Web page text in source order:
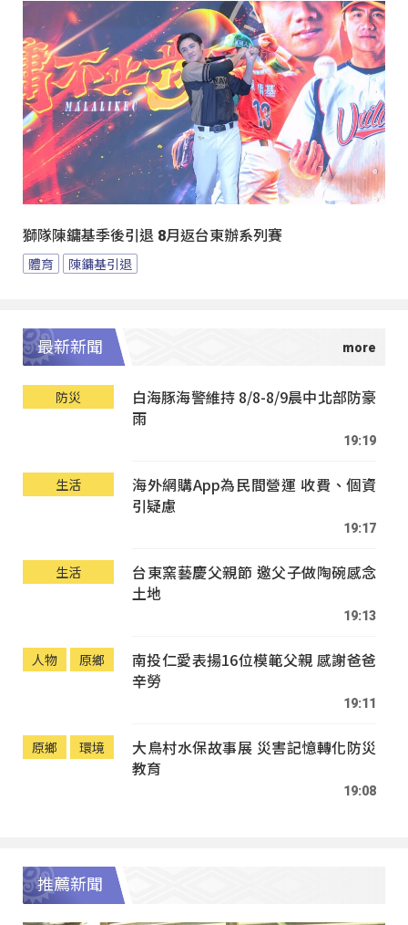
獅隊陳鏞基季後引退 8月返台東辦系列賽
體育 陳鏞基引退
最新新聞
防災
白海豚海警維持 8/8-8/9晨中北部防豪
雨
19:19
生活
海外網購App為民間營運 收費、個資
引疑慮
19:17
生活
台東窯藝慶父親節 邀父子做陶碗感念
土地
19:13
人物 原鄉
南投仁愛表揚16位模範父親 感謝爸爸
辛勞
19:11
原鄉 環境
大鳥村水保故事展 災害記憶轉化防災
教育
19:08
推薦新聞